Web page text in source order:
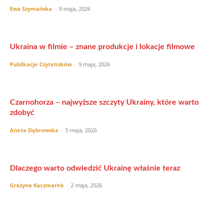
Ewa Szymańska - 9 maja, 2026
Ukraina w filmie – znane produkcje i lokacje filmowe
Publikacje Czytelników - 9 maja, 2026
Czarnohorza – najwyższe szczyty Ukrainy, które warto
zdobyć
Aneta Dąbrowska - 5 maja, 2026
Dlaczego warto odwiedzić Ukrainę właśnie teraz
Grażyna Kaczmarek - 2 maja, 2026